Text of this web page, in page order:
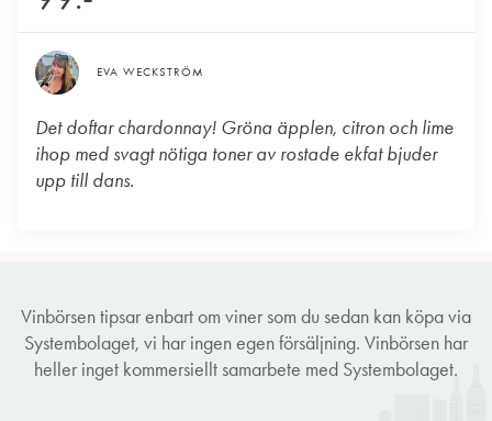
EVA WECKSTRÖM
Det doftar chardonnay! Gröna äpplen, citron och lime
ihop med svagt nötiga toner av rostade ekfat bjuder
upp till dans.
Vinbörsen tipsar enbart om viner som du sedan kan köpa via
Systembolaget, vi har ingen egen försäljning. Vinbörsen har
heller inget kommersiellt samarbete med Systembolaget.